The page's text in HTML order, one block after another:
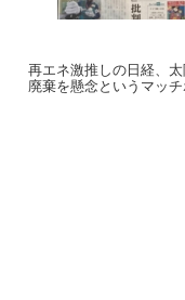
再エネ激推しの日経、
廃棄を懸念というマッ